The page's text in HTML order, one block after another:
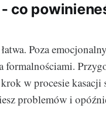
co
Poza
formalnościami.
w procesie kasacji
problemów i